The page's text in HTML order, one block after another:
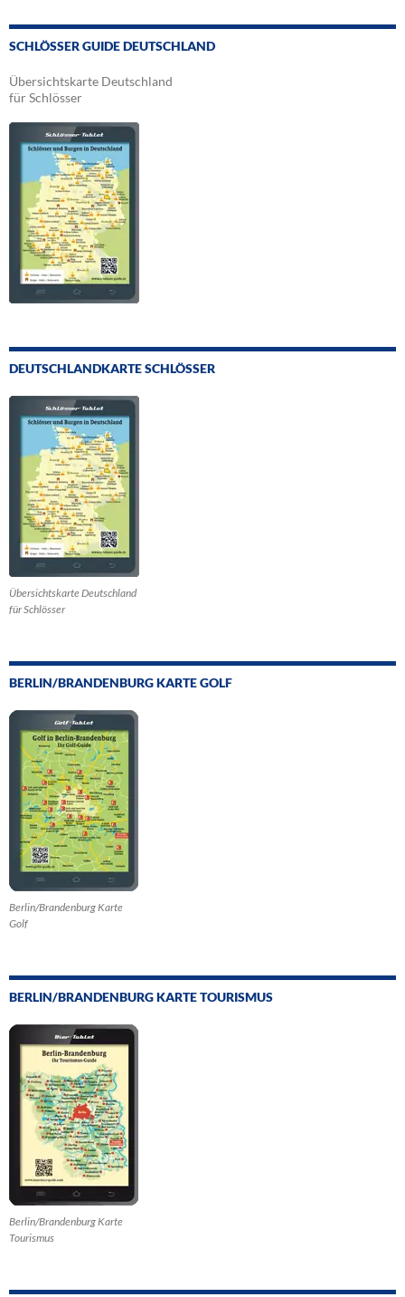
SCHLÖSSER GUIDE DEUTSCHLAND
Übersichtskarte Deutschland
für Schlösser
DEUTSCHLANDKARTE SCHLÖSSER
Übersichtskarte Deutschland
für Schlösser
BERLIN/BRANDENBURG KARTE GOLF
Berlin/Brandenburg Karte
Golf
BERLIN/BRANDENBURG KARTE TOURISMUS
Berlin/Brandenburg Karte
Tourismus